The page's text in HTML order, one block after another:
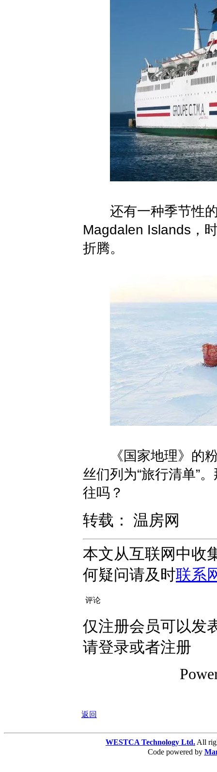
还有一种季节性的
Magdalen Islands，
折腾。
《国家地理》的粉
丝们列为“旅行清单”
往吗？
转载： 温房网
本文从互联网中收
何疑问请及时联系
评论
仅注册会员可以发
请登录或者注册
返回
WESTCA Technology Ltd. All
Code powered by